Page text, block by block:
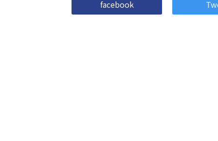
facebook